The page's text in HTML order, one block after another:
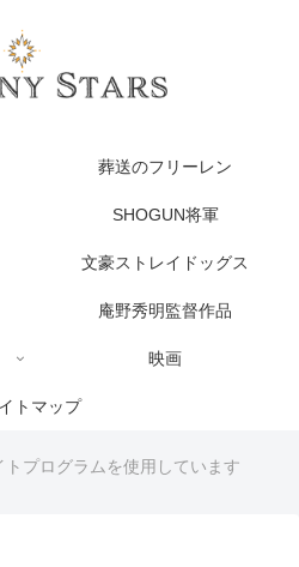
葬送のフリーレン
SHOGUN将軍
文豪ストレイドッグス
庵野秀明監督作品
映画
トマップ
プログラムを使用しています